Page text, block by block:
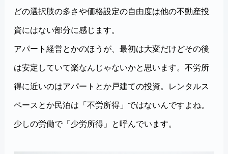
どの選択肢の多さや価格設定の自由度は他の不動産投
資にはない部分に感じます。
アパート経営とかのほうが、最初は大変だけどその後
は安定していて楽なんじゃないかと思います。不労所
得に近いのはアパートとか戸建ての投資。レンタルス
ペースとか民泊は「不労所得」ではないんですよね。
少しの労働で「少労所得」と呼んでいます。